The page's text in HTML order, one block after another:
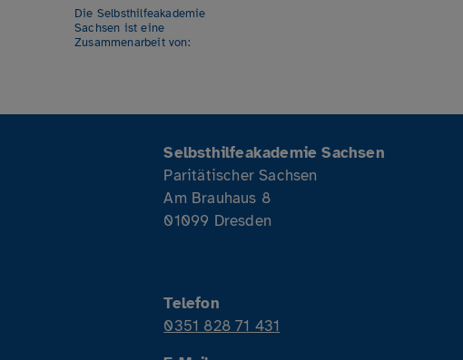
Die Selbsthilfeakademie
Sachsen ist eine
Zusammenarbeit von:
Selbsthilfeakademie Sachsen
Paritätischer Sachsen
Am Brauhaus 8
01099 Dresden
Telefon
0351 828 71 431